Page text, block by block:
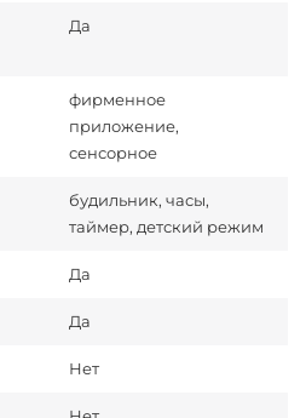
Да
фирменное
приложение,
сенсорное
будильник, часы,
таймер, детский режим
Да
Да
Нет